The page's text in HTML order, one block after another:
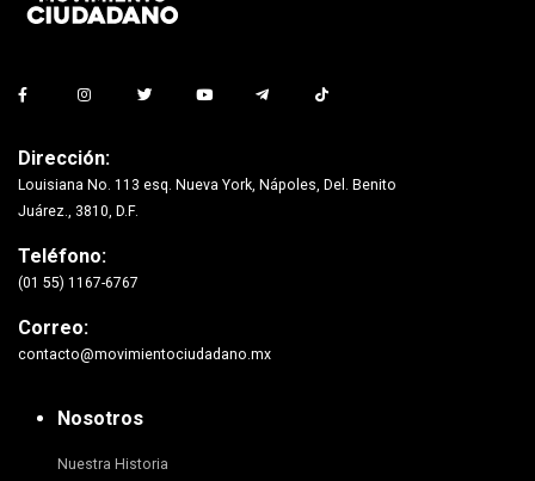
Dirección:
Louisiana No. 113 esq. Nueva York, Nápoles, Del. Benito
Juárez., 3810, D.F.
Teléfono:
(01 55) 1167-6767
Correo:
contacto@movimientociudadano.mx
Nosotros
Nuestra Historia